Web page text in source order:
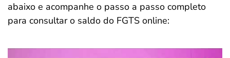
abaixo e acompanhe o passo a passo completo
para consultar o saldo do FGTS online: